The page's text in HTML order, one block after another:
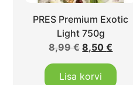
PRES Premium Exotic
Light 750g
8,99€ 8,50€
Lisa korvi